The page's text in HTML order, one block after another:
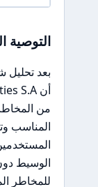
التوصية
بعد
من
المناسب
الوسيط
للمخاطر